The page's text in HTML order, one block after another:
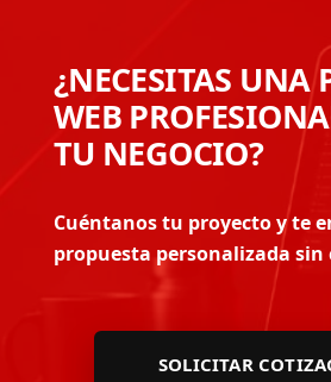
¿NECESITAS UNA
WEB
TU NEGOCIO?
Cuéntanos tu proyecto y te
propuesta personalizada
SOLICITAR